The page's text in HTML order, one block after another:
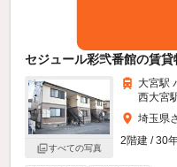
セジュール彩弐番館の賃貸
すべての写真
大宮駅
西大宮
埼玉県
2階建 / 30